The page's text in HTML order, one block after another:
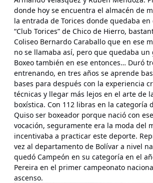
donde hoy se encuentra el almacén de
la entrada de Torices donde quedaba en
“Club Torices” de Chico de Hierro,
Coliseo Bernardo Caraballo que en ese
no se llamaba así, pero que quedaba un
Boxeo también en ese entonces… Duró
entrenando, en tres años se aprende
bases para después con la experiencia
técnicas y llegar más lejos en el arte de
boxística. Con 112 libras en la categoría
Quiso ser boxeador porque nació con
vocación, seguramente era la moda del
incentivaba a practicar este deporte.
vez al departamento de Bolívar a nivel
quedó Campeón en su categoría en el
Pereira en el primer campeonato
ascenso.